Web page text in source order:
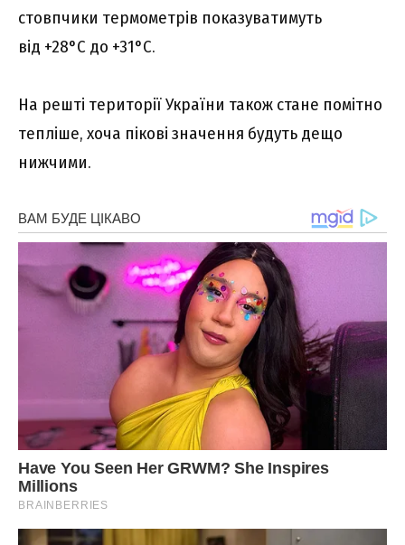
стовпчики термометрів показуватимуть
від +28°C до +31°C.
На решті території України також стане помітно
тепліше, хоча пікові значення будуть дещо
нижчими.